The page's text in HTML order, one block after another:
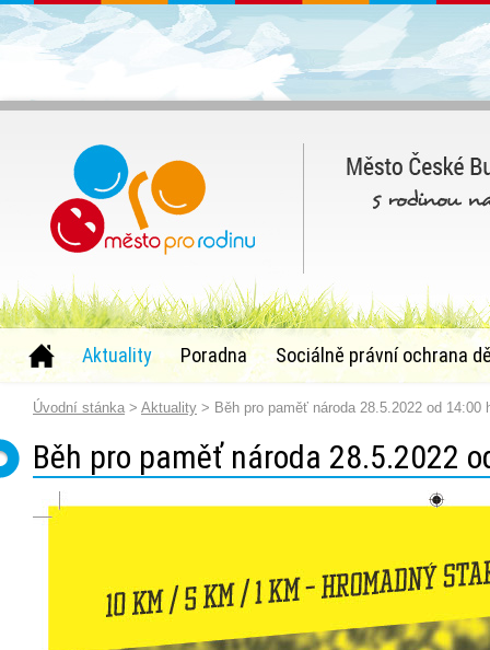
Aktuality Poradna Sociálně právní ochrana
Úvodní stánka > Aktuality > Běh pro paměť národa 28.5.2022 od 14:00
Běh pro paměť národa 28.5.2022